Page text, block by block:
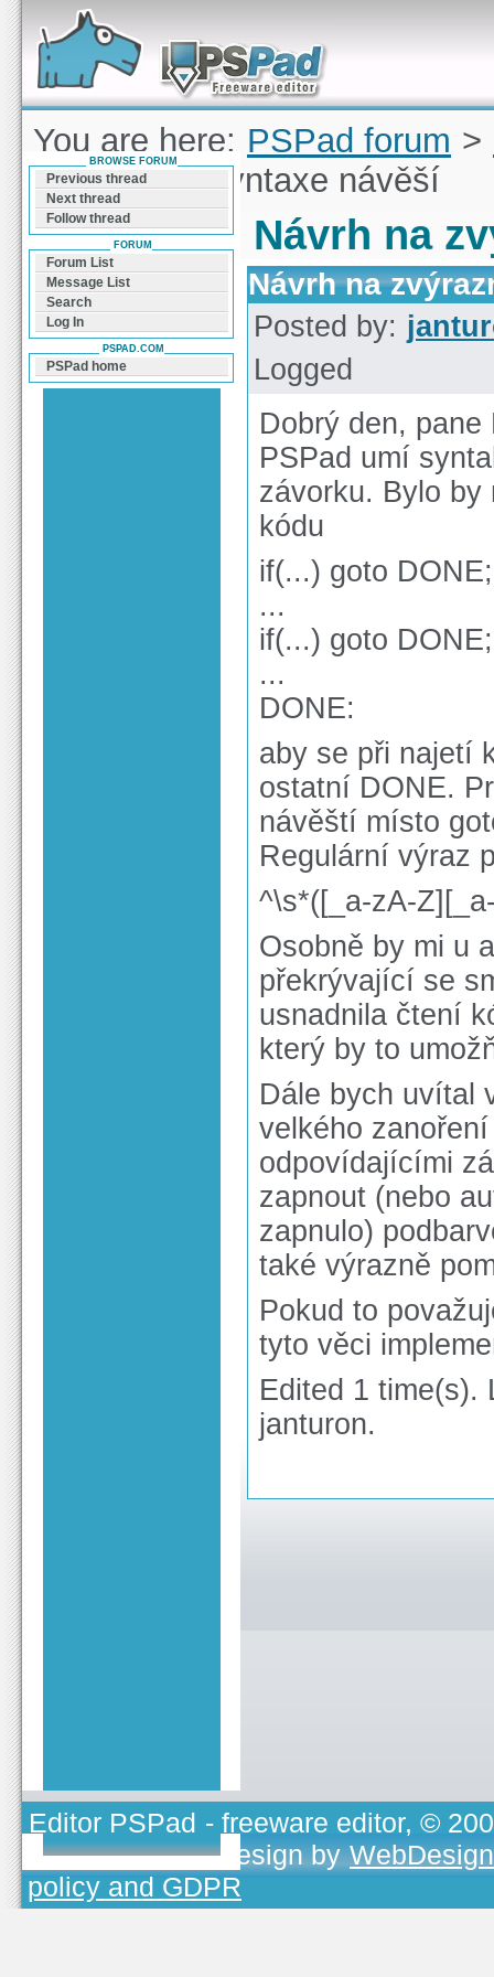
Forum can help you solve problems and quickly
find a solution with PSPad for Microsoft
Windows
You are here: PSPad forum >
zvýraznění syntaxe návěší
Návrh na
Návrh na
Posted by:
Logged
Dobrý den, pane
PSPad umí
závorku. Bylo
kódu
if(...) goto DONE;
...
if(...) goto DONE;
...
DONE:
aby se při najetí
ostatní DONE.
návěští místo
Regulární výraz
^\s*([_a-zA-
Osobně by mi u
překrývající se
usnadnila čtení
který by to
Dále bych uvítal
velkého
odpovídajícími
zapnout (nebo
zapnulo)
také výrazně
Pokud to
tyto věci
Edited 1 time(s).
janturon.
BROWSE FORUM
Previous thread
Next thread
Follow thread
FORUM
Forum List
Message List
Search
Log In
PSPAD.COM
PSPad home
Editor PSPad - freeware editor, ©
TOJEONO.CZ, design by
policy and GDPR